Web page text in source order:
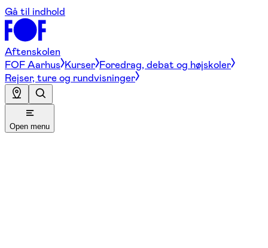
Gå til indhold
Aftenskolen
FOF Aarhus Kurser Foredrag, debat og højskoler
Rejser, ture og rundvisninger
Open menu